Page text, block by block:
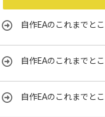
自作EAのこれまでと
自作EAのこれまでと
自作EAのこれまでと